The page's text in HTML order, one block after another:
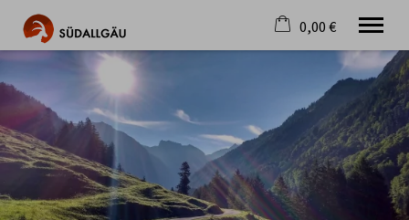
Die schönste Seite im Allgäu
Aktuell
Destination
Gastgeber
Gastronomie
Wandern
0,00 €
×